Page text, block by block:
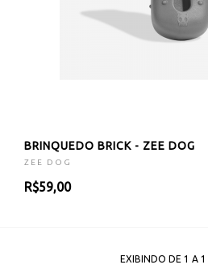
BRINQUEDO BRICK - ZEE DOG
ZEE DOG
R$59,00
EXIBINDO DE 1 A